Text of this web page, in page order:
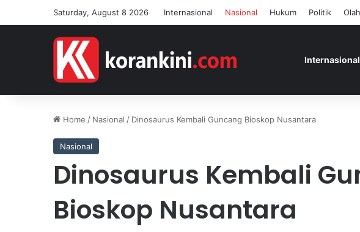
Saturday, August 8 2026 Internasional Nasional Hukum Politik
Internasional
Home / Nasional / Dinosaurus Kembali Guncang Bioskop Nusantara
Nasional
Dinosaurus Kembali
Bioskop Nusantara